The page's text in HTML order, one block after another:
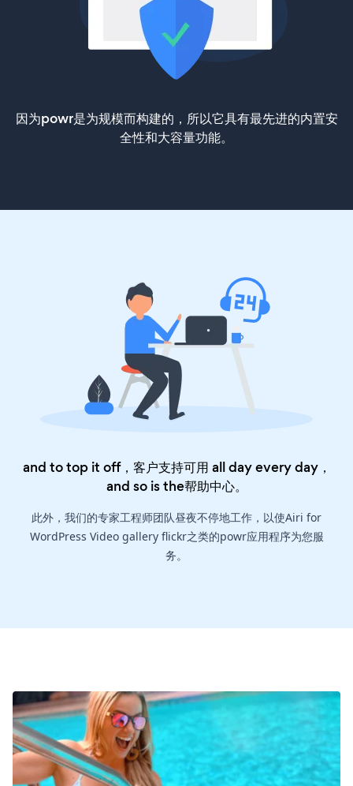
因为powr是为规模而构建的，所以它具有最先进的内置安
全性和大容量功能。
and to top it off，客户支持可用 all day every day，
and so is the帮助中心。
此外，我们的专家工程师团队昼夜不停地工作，以使Airi for
WordPress Video gallery flickr之类的powr应用程序为您服
务。